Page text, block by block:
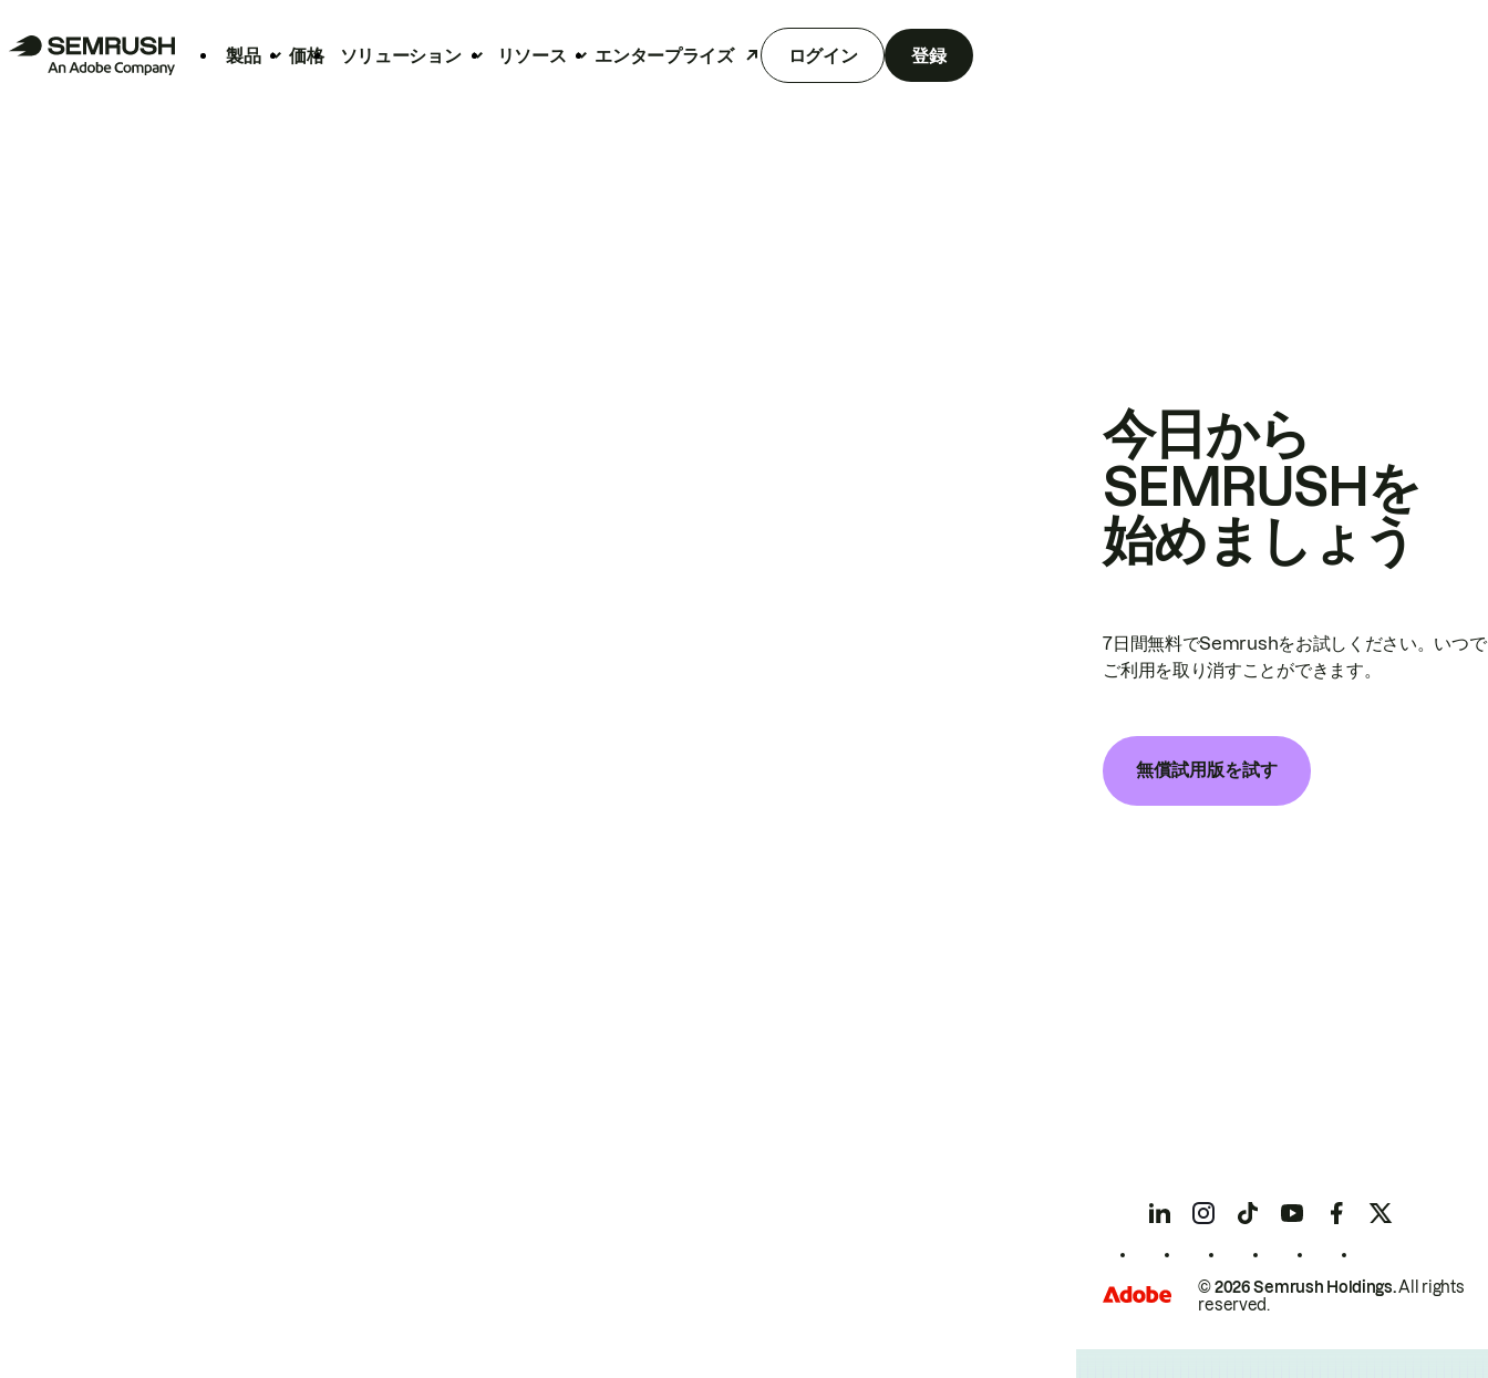
製品 価格 ソリューション リソース エンタープライズ ログイン 登録
今日から
SEMRUSHを
始めましょう
7日間無料でSemrushをお試しください。いつ
ご利用を取り消すことができます。
無償試用版を試す
© 2026 Semrush Holdings.All rights
reserved.